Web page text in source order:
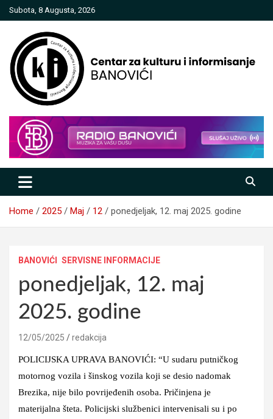
Skip
to
Subota, 8 Augusta, 2026
Centar za kulturu i informisanje
Banovići
Home 2025 Maj 12 ponedjeljak, 12. maj 2025. godine
BANOVIĆI SERVISNE INFORMACIJE
ponedjeljak, 12. maj
2025. godine
12/05/2025 redakcija
POLICIJSKA UPRAVA BANOVIĆI: “U sudaru putničkog
motornog vozila i šinskog vozila koji se desio nadomak
Brezika, nije bilo povrijeđenih osoba. Pričinjena je
materijalna šteta. Policijski službenici intervenisali su i po